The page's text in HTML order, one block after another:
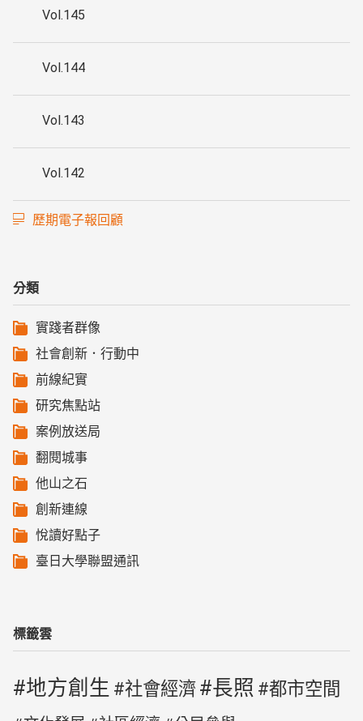
Vol.145
Vol.144
Vol.143
Vol.142
歷期電子報回顧
分類
實踐者群像
社會創新．行動中
前線紀實
研究焦點站
案例放送局
翻閱城事
他山之石
創新連線
悅讀好點子
臺日大學聯盟通訊
標籤雲
地方創生 社會經濟 長照 都市空間